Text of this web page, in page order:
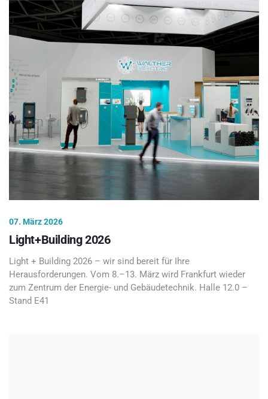
07. März 2026
Light+Building 2026
Light + Building 2026 – wir sind bereit für Ihre
Herausforderungen. Vom 8.–13. März wird Frankfurt wieder
zum Zentrum der Energie- und Gebäudetechnik. Halle 12.0 –
Stand E41